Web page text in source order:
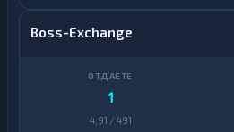
Boss-Exchange
1
4,91 / 491